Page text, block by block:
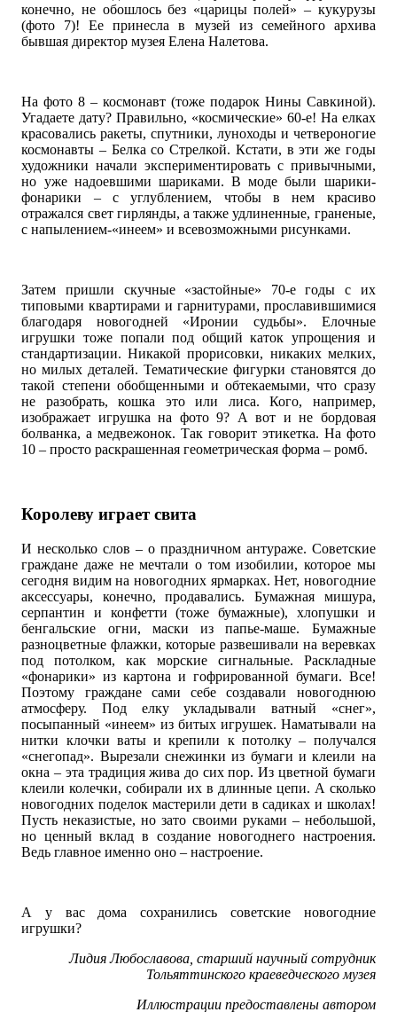
конечно, не обошлось без «царицы полей» – кукурузы
(фото 7)! Ее принесла в музей из семейного архива
бывшая директор музея Елена Налетова.
На фото 8 – космонавт (тоже подарок Нины Савкиной).
Угадаете дату? Правильно, «космические» 60-е! На елках
красовались ракеты, спутники, луноходы и четвероногие
космонавты – Белка со Стрелкой. Кстати, в эти же годы
художники начали экспериментировать с привычными,
но уже надоевшими шариками. В моде были шарики-
фонарики – с углублением, чтобы в нем красиво
отражался свет гирлянды, а также удлиненные, граненые,
с напылением-«инеем» и всевозможными рисунками.
Затем пришли скучные «застойные» 70-е годы с их
типовыми квартирами и гарнитурами, прославившимися
благодаря новогодней «Иронии судьбы». Елочные
игрушки тоже попали под общий каток упрощения и
стандартизации. Никакой прорисовки, никаких мелких,
но милых деталей. Тематические фигурки становятся до
такой степени обобщенными и обтекаемыми, что сразу
не разобрать, кошка это или лиса. Кого, например,
изображает игрушка на фото 9? А вот и не бордовая
болванка, а медвежонок. Так говорит этикетка. На фото
10 – просто раскрашенная геометрическая форма – ромб.
Королеву играет свита
И несколько слов – о праздничном антураже. Советские
граждане даже не мечтали о том изобилии, которое мы
сегодня видим на новогодних ярмарках. Нет, новогодние
аксессуары, конечно, продавались. Бумажная мишура,
серпантин и конфетти (тоже бумажные), хлопушки и
бенгальские огни, маски из папье-маше. Бумажные
разноцветные флажки, которые развешивали на веревках
под потолком, как морские сигнальные. Раскладные
«фонарики» из картона и гофрированной бумаги. Все!
Поэтому граждане сами себе создавали новогоднюю
атмосферу. Под елку укладывали ватный «снег»,
посыпанный «инеем» из битых игрушек. Наматывали на
нитки клочки ваты и крепили к потолку – получался
«снегопад». Вырезали снежинки из бумаги и клеили на
окна – эта традиция жива до сих пор. Из цветной бумаги
клеили колечки, собирали их в длинные цепи. А сколько
новогодних поделок мастерили дети в садиках и школах!
Пусть неказистые, но зато своими руками – небольшой,
но ценный вклад в создание новогоднего настроения.
Ведь главное именно оно – настроение.
А у вас дома сохранились советские новогодние
игрушки?
Лидия Любославова, старший научный сотрудник
Тольяттинского краеведческого музея
Иллюстрации предоставлены автором